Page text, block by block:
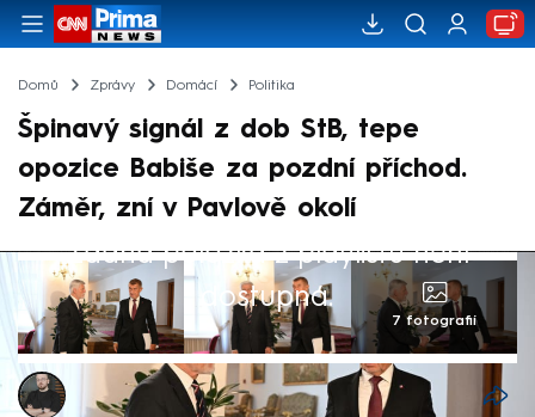
Domů Zprávy Domácí Politika
Špinavý signál z dob StB, tepe
opozice Babiše za pozdní příchod.
Záměr, zní v Pavlově okolí
Žádná položka z playlistu není
dostupná.
7 fotografií
Marek Pausz
8. kvě 2026, 21:25